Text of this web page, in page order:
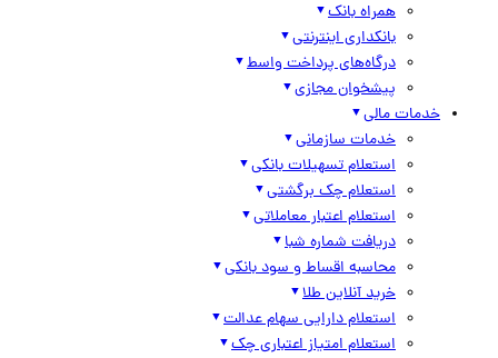
همراه بانک
بانکداری اینترنتی
درگاه‌های پرداخت واسط
پیشخوان مجازی
خدمات مالی
خدمات سازمانی
استعلام تسهیلات بانکی
استعلام چک برگشتی
استعلام اعتبار معاملاتی
دریافت شماره شبا
محاسبه اقساط و سود بانکی
خرید آنلاین طلا
استعلام دارایی سهام عدالت
استعلام امتیاز اعتباری چک